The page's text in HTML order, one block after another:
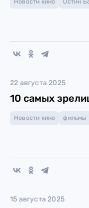
Новости кино Остин
22 августа 2025
10 самых
Новости кино фильмы
15 августа 2025